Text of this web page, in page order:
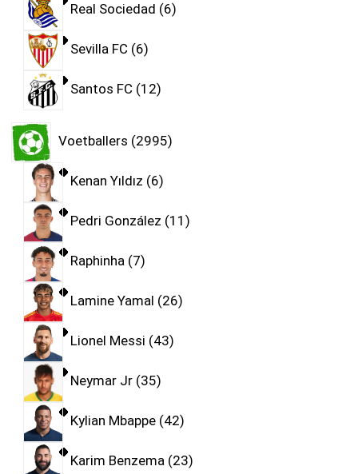
Real Sociedad 6
Sevilla FC 6
Santos FC 12
Voetballers 2995
Kenan Yıldız 6
Pedri González 11
Raphinha 7
Lamine Yamal 26
Lionel Messi 43
Neymar Jr 35
Kylian Mbappe 42
Karim Benzema 23